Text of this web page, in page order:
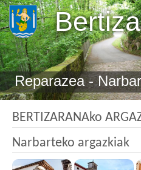
Reparazea -
BERTIZARANAko
Narbarteko argazkiak